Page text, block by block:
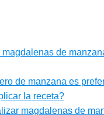
de
de manzana es
la receta?
magdalenas de